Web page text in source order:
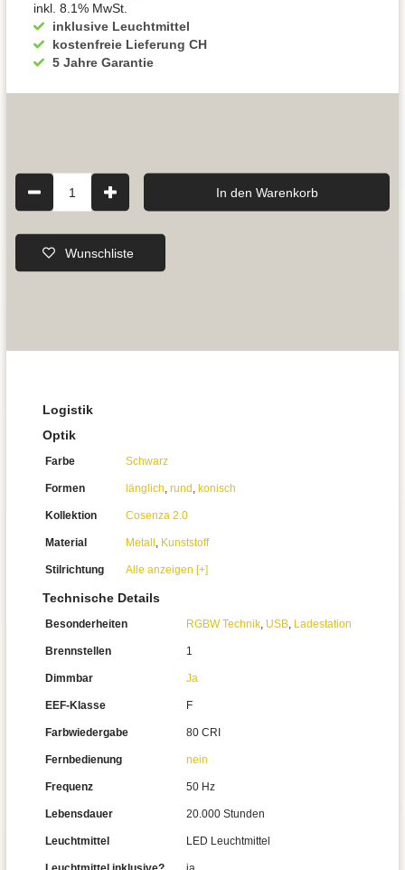
inklusive Leuchtmittel
kostenfreie Lieferung CH
5 Jahre Garantie
inkl. 8.1% MwSt.
1 In den Warenkorb
Wunschliste
Logistik
Optik
Farbe Schwarz
Formen länglich, rund , konisch
Kollektion Cosenza 2.0
Material Metall , Kunststoff
Stilrichtung Alle anzeigen [+]
Technische Details
Besonderheiten RGBW Technik, USB, Ladestation
Brennstellen 1
Dimmbar Ja
EEF-Klasse F
Farbwiedergabe 80 CRI
Fernbedienung nein
Frequenz 50 Hz
Lebensdauer 20.000 Stunden
Leuchtmittel LED Leuchtmittel